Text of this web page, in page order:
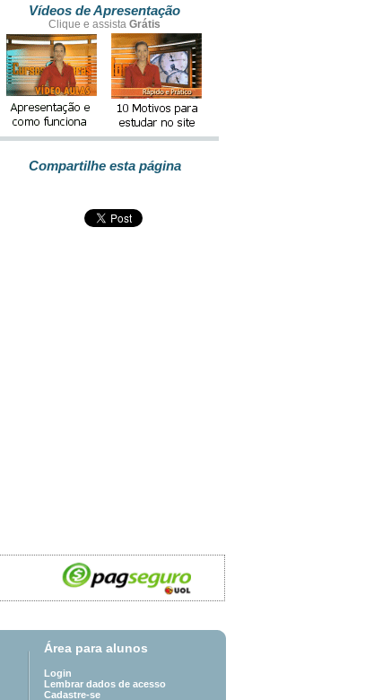
Vídeos de Apresentação
Clique e assista Grátis
Compartilhe esta página
Área para alunos
Login
Lembrar dados de acesso
Cadastre-se